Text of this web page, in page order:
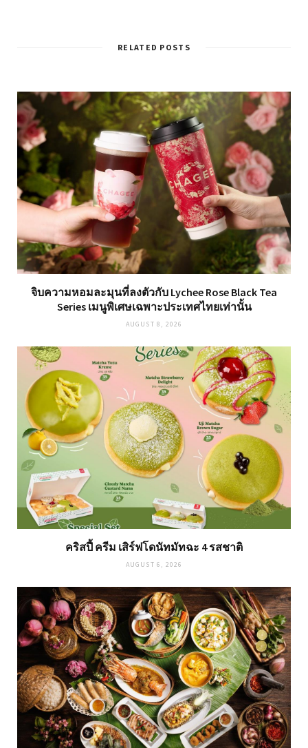
RELATED POSTS
จิบความหอมละมุนที่ลงตัวกับ Lychee Rose Black Tea
Series เมนูพิเศษเฉพาะประเทศไทยเท่านั้น
AUGUST 8, 2026
คริสปี้ ครีม เสิร์ฟโดนัทมัทฉะ 4 รสชาติ
AUGUST 6, 2026